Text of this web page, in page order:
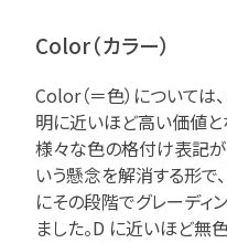
Color（カラー）
Color（＝色）については
明に近いほど高い価値と
様々な色の格付け表記
いう懸念を解消する形で
にその段階でグレーデ
ました。D に近いほど無